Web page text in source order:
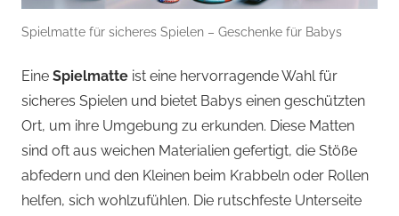
Spielmatte für sicheres Spielen – Geschenke für Babys
Eine Spielmatte ist eine hervorragende Wahl für
sicheres Spielen und bietet Babys einen geschützten
Ort, um ihre Umgebung zu erkunden. Diese Matten
sind oft aus weichen Materialien gefertigt, die Stöße
abfedern und den Kleinen beim Krabbeln oder Rollen
helfen, sich wohlzufühlen. Die rutschfeste Unterseite